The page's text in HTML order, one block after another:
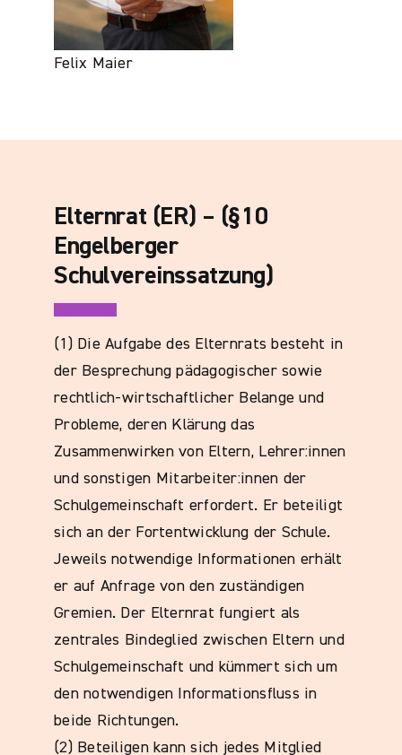
Felix Maier
Elternrat (ER) – (§10
Engelberger
Schulvereinssatzung)
(1) Die Aufgabe des Elternrats besteht in
der Besprechung pädagogischer sowie
rechtlich-wirtschaftlicher Belange und
Probleme, deren Klärung das
Zusammenwirken von Eltern, Lehrer:innen
und sonstigen Mitarbeiter:innen der
Schulgemeinschaft erfordert. Er beteiligt
sich an der Fortentwicklung der Schule.
Jeweils notwendige Informationen erhält
er auf Anfrage von den zuständigen
Gremien. Der Elternrat fungiert als
zentrales Bindeglied zwischen Eltern und
Schulgemeinschaft und kümmert sich um
den notwendigen Informationsfluss in
beide Richtungen.
(2) Beteiligen kann sich jedes Mitglied